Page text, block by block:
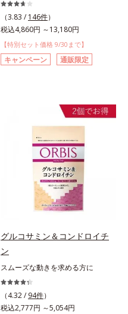
（3.83 / 146件）
税込4,860円 ～13,180円
【特別セット価格 9/30まで】
キャンペーン 通販限定
グルコサミン＆コンドロイチ
ン
スムーズな動きを求める方に
（4.32 / 94件）
税込2,777円 ～5,054円